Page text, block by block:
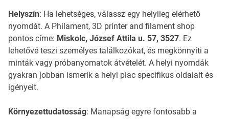
Helyszín: Ha lehetséges, válassz egy helyileg elérhető
nyomdát. A Philament, 3D printer and filament shop
pontos címe: Miskolc, József Attila u. 57, 3527. Ez
lehetővé teszi személyes találkozókat, és megkönnyíti a
minták vagy próbanyomatok átvételét. A helyi nyomdák
gyakran jobban ismerik a helyi piac specifikus oldalait és
igényeit.
Környezettudatosság: Manapság egyre fontosabb a